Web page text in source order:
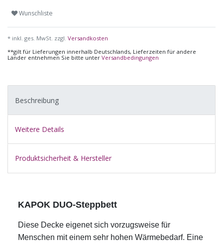
Wunschliste
* inkl. ges. MwSt. zzgl. Versandkosten
**gilt für Lieferungen innerhalb Deutschlands, Lieferzeiten für andere
Länder entnehmen Sie bitte unter Versandbedingungen
Beschreibung
Weitere Details
Produktsicherheit & Hersteller
KAPOK DUO-Steppbett
Diese Decke eigenet sich vorzugsweise für
Menschen mit einem sehr hohen Wärmebedarf. Eine